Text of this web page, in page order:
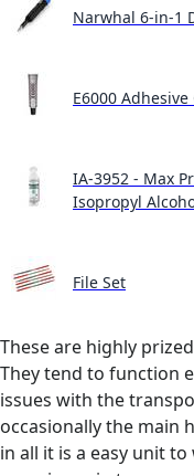
Narwhal 6-in-1
E6000 Adhesive
IA-3952 - Max
Isopropyl
File Set
These are highly
They tend to function
issues with the
occasionally the main
in all it is a easy unit